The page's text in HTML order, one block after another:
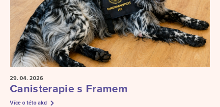
29. 04. 2026
Canisterapie s Framem
Více o této akci